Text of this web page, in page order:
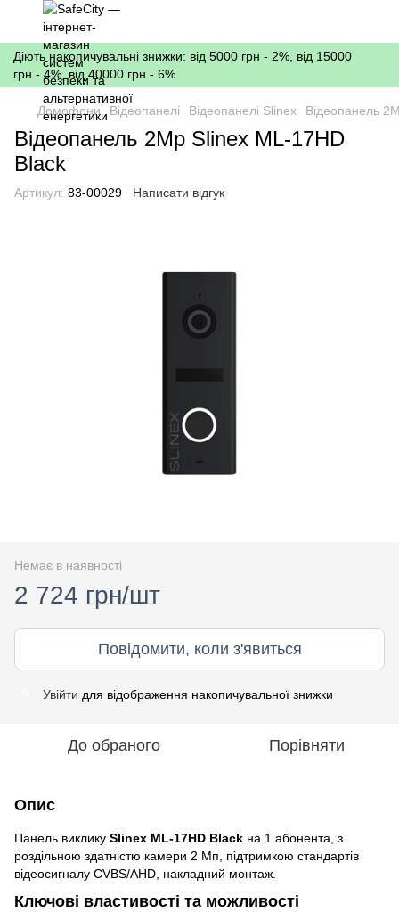
Діють накопичувальні знижки: від 5000 грн - 2%, від 15000
грн - 4%, від 40000 грн - 6%
Домофони Відеопанелі Відеопанелі Slinex Відеопанель
Відеопанель 2Mp Slinex ML-17HD
Black
Артикул: 83-00029 Написати відгук
Немає в наявності
2 724 грн/шт
Повідомити, коли з'явиться
Увійти для відображення накопичувальної знижки
До обраного Порівняти
Опис
Панель виклику Slinex ML-17HD Black на 1 абонента, з
роздільною здатністю камери 2 Мп, підтримкою стандартів
відеосигналу CVBS/AHD, накладний монтаж.
Ключові властивості та можливості